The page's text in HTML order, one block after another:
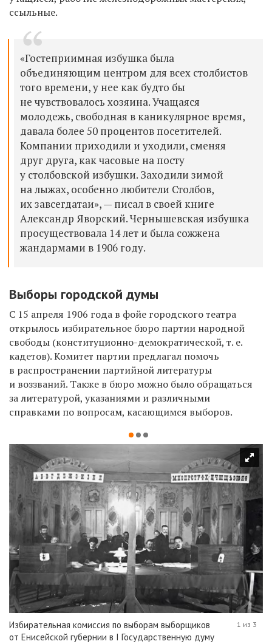
ссыльные.
«Гостеприимная избушка была
объединяющим центром для всех столбистов
того времени, у нее как будто бы
не чувствовалось хозяина. Учащаяся
молодежь, свободная в каникулярное время,
давала более 50 процентов посетителей.
Компании приходили и уходили, сменяя
друг друга, как часовые на посту
у столбовской избушки. Заходили зимой
на лыжах, особенно любители Столбов,
их завсегдатаи», — писал в своей книге
Александр Яворский. Чернышевская избушка
просуществовала 14 лет и была сожжена
жандармами в 1906 году.
Выборы городской думы
С 15 апреля 1906 года в фойе городского театра
открылось избирательное бюро партии народной
свободы (конституционно-демократической, т. е.
кадетов). Комитет партии предлагал помочь
в распространении партийной литературы
и воззваний. Также в бюро можно было обращаться
за литературой, указаниями и различными
справками по вопросам, касающимся выборов.
Избирательная комиссия по выборам выборщиков
от Енисейской губернии в I Государственную думу
1 из 3